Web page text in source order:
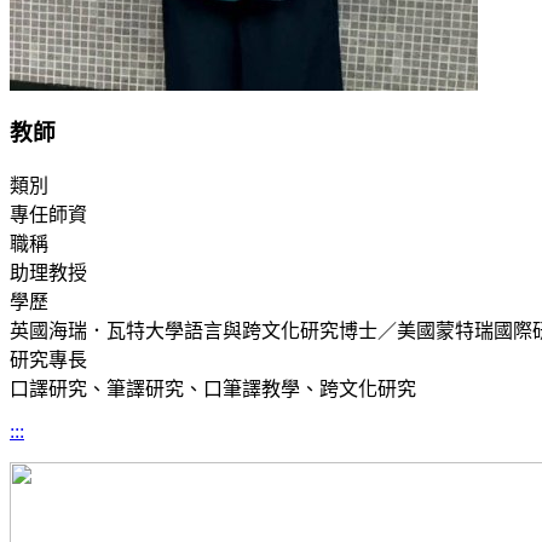
教師
類別
專任師資
職稱
助理教授
學歷
英國海瑞．瓦特大學語言與跨文化研究博士／美國蒙特瑞國際
研究專長
口譯研究、筆譯研究、口筆譯教學、跨文化研究
:::